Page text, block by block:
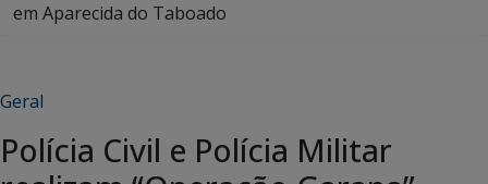
em Aparecida do Taboado
Geral
Polícia Civil e Polícia Militar